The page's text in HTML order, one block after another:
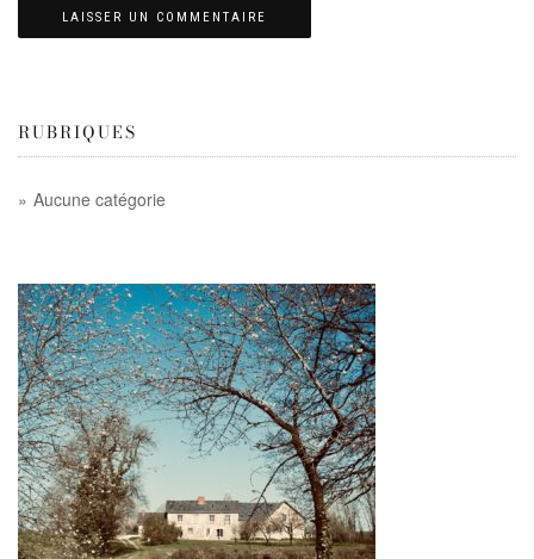
RUBRIQUES
Aucune catégorie